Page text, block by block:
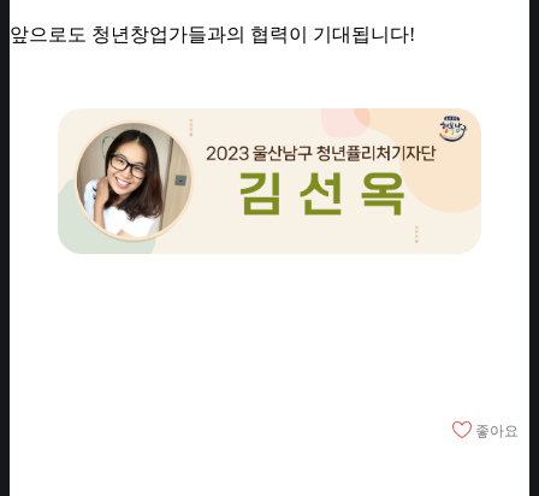
앞으로도 청년창업가들과의 협력이 기대됩니다!
좋아요